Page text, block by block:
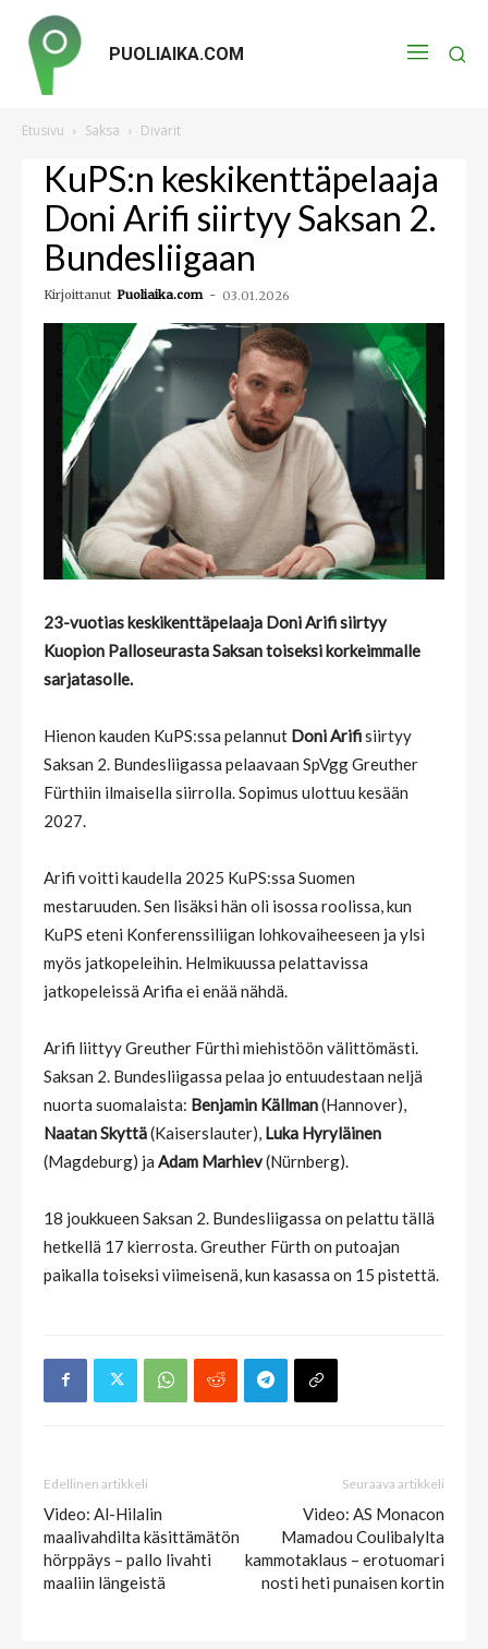
PUOLIAIKA.COM
Etusivu Saksa Divarit
KuPS:n keskikenttäpelaaja
Doni Arifi siirtyy Saksan 2.
Bundesliigaan
Kirjoittanut Puoliaika.com - 03.01.2026
23-vuotias keskikenttäpelaaja Doni Arifi siirtyy
Kuopion Palloseurasta Saksan toiseksi korkeimmalle
sarjatasolle.
Hienon kauden KuPS:ssa pelannut Doni Arifisiirtyy
Saksan 2. Bundesliigassa pelaavaan SpVgg Greuther
Fürthiin ilmaisella siirrolla. Sopimus ulottuu kesään
2027.
Arifi voitti kaudella 2025 KuPS:ssa Suomen
mestaruuden. Sen lisäksi hän oli isossa roolissa, kun
KuPS eteni Konferenssiliigan lohkovaiheeseen ja ylsi
myös jatkopeleihin. Helmikuussa pelattavissa
jatkopeleissä Arifia ei enää nähdä.
Arifi liittyy Greuther Fürthi miehistöön välittömästi.
Saksan 2. Bundesliigassa pelaa jo entuudestaan neljä
nuorta suomalaista: Benjamin Källman(Hannover),
Naatan Skyttä(Kaiserslauter), Luka Hyryläinen
(Magdeburg) ja Adam Marhiev(Nürnberg).
18 joukkueen Saksan 2. Bundesliigassa on pelattu tällä
hetkellä 17 kierrosta. Greuther Fürth on putoajan
paikalla toiseksi viimeisenä, kun kasassa on 15 pistettä.
Edellinen artikkeli
Video: Al-Hilalin
maalivahdilta käsittämätön
hörppäys – pallo livahti
maaliin längeistä
Seuraava artikkeli
Video: AS Monacon
Mamadou Coulibalylta
kammotaklaus – erotuomari
nosti heti punaisen kortin